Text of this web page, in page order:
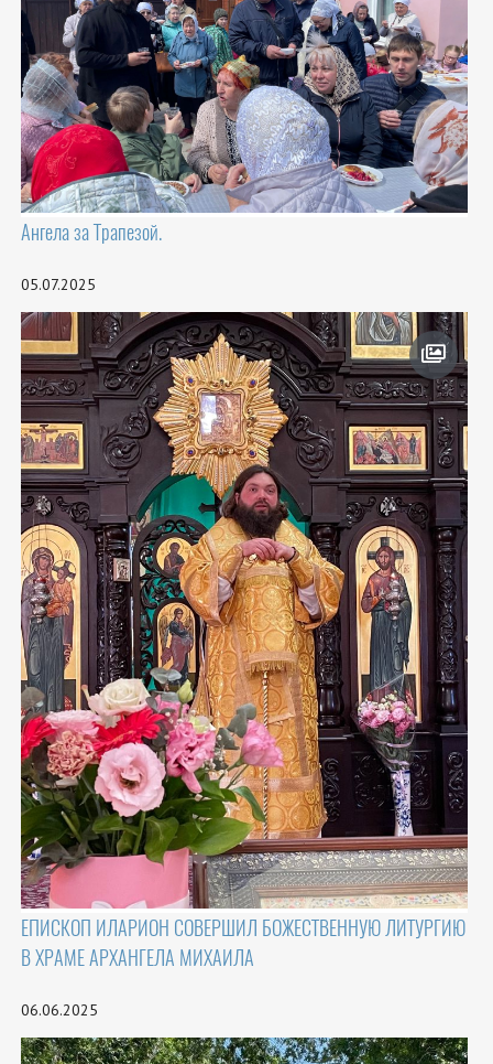
Ангела за Трапезой.
05.07.2025
ЕПИСКОП ИЛАРИОН СОВЕРШИЛ БОЖЕСТВЕННУЮ ЛИТУРГИЮ
В ХРАМЕ АРХАНГЕЛА МИХАИЛА
06.06.2025